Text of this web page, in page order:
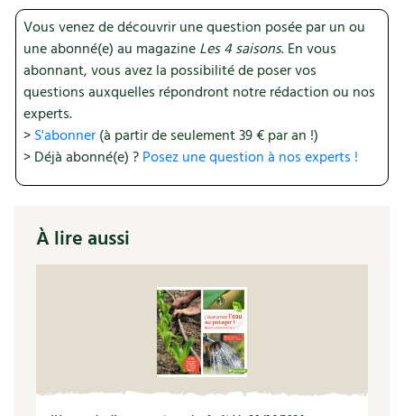
Cuisine saine
Manger bio
Cures, régimes
Feuilleter le catalogue
Livres
Le magazineLes 4 saisons
Stages
Cartes cadeau
Accès
Séjourner en Trièves
Nous contacter
Outils et ustensiles du jardin
Ravageurs et maladies au jardin
Petit élevage
Cuisine saine
Recettes par type de plat
Recettes sans gluten
Les chroniques de Marie
Forums
Habitat écologique
Cuisine saine
Soins naturels
& vous
Questions à la rédaction
Vous venez de découvrir une question posée par un ou
une abonné(e) au magazineLes 4 saisons. En vous
abonnant, vous avez la possibilité de poser vos
questions auxquelles répondront notre rédaction ou nos
experts.
>S'abonner(à partir de seulement 39 € par an !)
> Déjà abonné(e) ?Posez une question à nos experts !
À lire aussi